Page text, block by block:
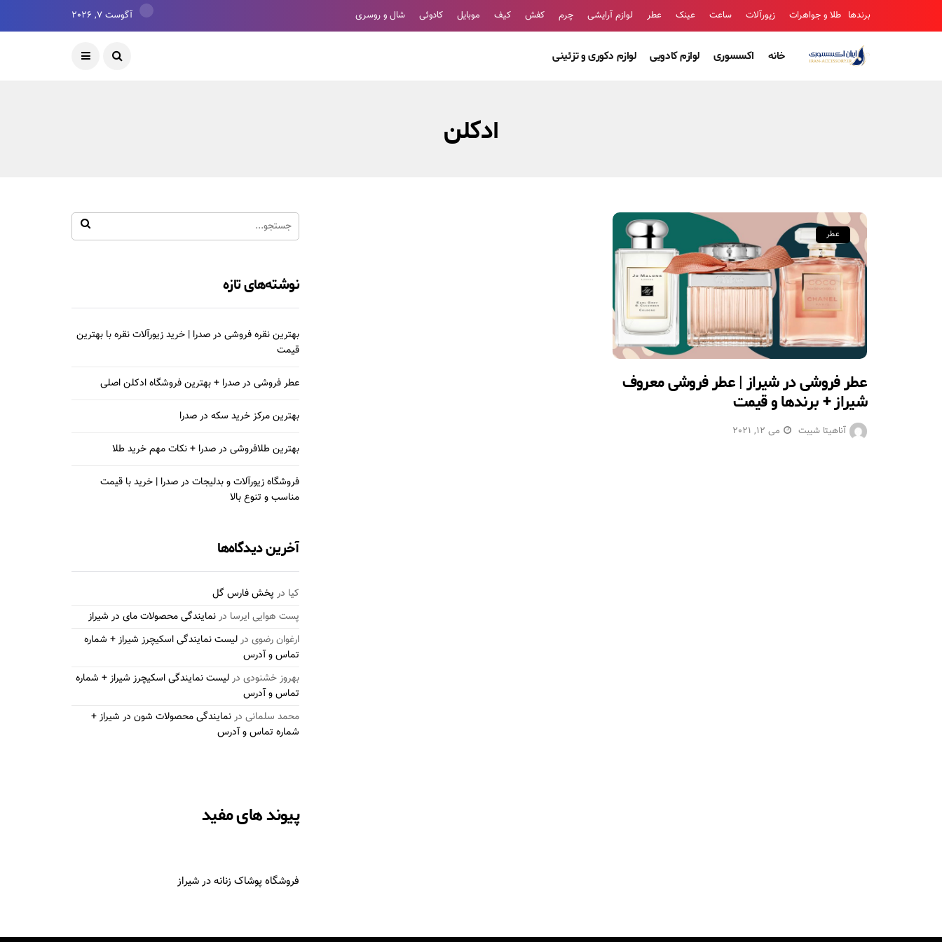
برندها طلا و جواهرات زیورآلات ساعت عینک عطر لوازم آرایشی چرم کفش کیف موبایل کادوئی شال و روسری آگوست 7, 2026
خانه اکسسوری لوازم کادویی لوازم دکوری و تزئینی
ادکلن
عطر
عطر فروشی در شیراز | عطر فروشی معروف
شیراز + برندها و قیمت
آناهیتا شیبت می 12, 2021
نوشته‌های تازه
بهترین نقره فروشی در صدرا | خرید زیورآلات نقره با بهترین
قیمت
عطر فروشی در صدرا + بهترین فروشگاه ادکلن اصلی
بهترین مرکز خرید سکه در صدرا
بهترین طلافروشی در صدرا + نکات مهم خرید طلا
فروشگاه زیورآلات و بدلیجات در صدرا | خرید با قیمت
مناسب و تنوع بالا
آخرین دیدگاه‌ها
کیا در پخش فارس گل
پست هوایی ایرسا درنمایندگی محصولات مای در شیراز
ارغوان رضوی درلیست نمایندگی اسکیچرز شیراز + شماره
تماس و آدرس
بهروز خشنودی درلیست نمایندگی اسکیچرز شیراز + شماره
تماس و آدرس
محمد سلمانی درنمایندگی محصولات شون در شیراز +
شماره تماس و آدرس
پیوند های مفید
فروشگاه پوشاک زنانه در شیراز